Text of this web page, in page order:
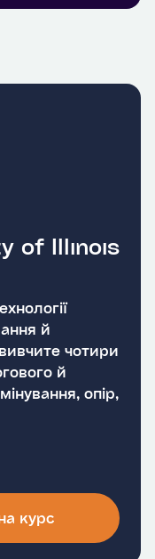
of Illinois
й
чотири
й
опір,
курс